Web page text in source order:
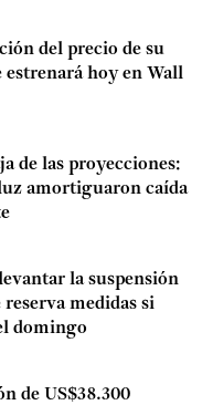
del precio de su
hoy en Wall
de las proyecciones:
amortiguaron caída
la suspensión
reserva medidas si
domingo
de US$38.300